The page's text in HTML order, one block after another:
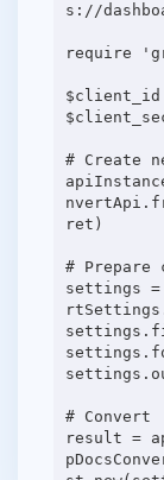
s://
require
$client_id =
# Create
ret)
# Prepare
settings =
# Convert
result =